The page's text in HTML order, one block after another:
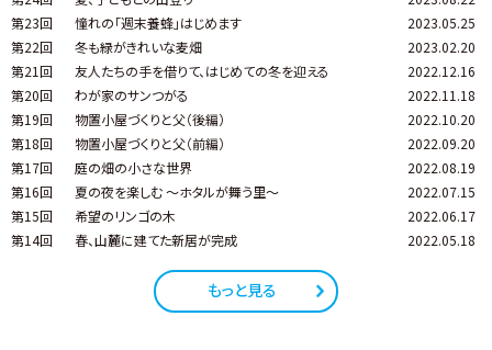
第23回
憧れの「週末養蜂」はじめます
2023.05.25
第22回
冬も緑がきれいな麦畑
2023.02.20
第21回
友人たちの手を借りて、はじめての冬を迎える
2022.12.16
第20回
わが家のサンつがる
2022.11.18
第19回
物置小屋づくりと父（後編）
2022.10.20
第18回
物置小屋づくりと父（前編）
2022.09.20
第17回
庭の畑の小さな世界
2022.08.19
第16回
夏の夜を楽しむ ～ホタルが舞う里～
2022.07.15
第15回
希望のリンゴの木
2022.06.17
第14回
春、山麓に建てた新居が完成 2022.05.18
もっと見る